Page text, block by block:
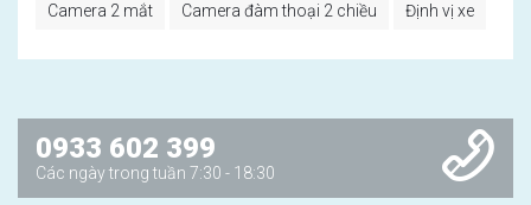
Camera 2 mắt Camera đàm thoại 2 chiều Định vị xe
0933 602 399
Các ngày trong tuần 7:30 - 18:30